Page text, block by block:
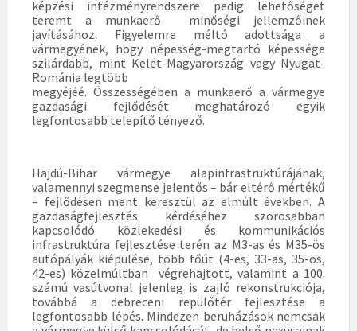
képzési intézményrendszere pedig lehetőséget
teremt a munkaerő minőségi jellemzőinek
javításához. Figyelemre méltó adottsága a
vármegyének, hogy népesség-megtartó képessége
szilárdabb, mint Kelet-Magyarország vagy Nyugat-
Románia legtöbb
megyéjéé. Összességében a munkaerő a vármegye
gazdasági fejlődését meghatározó egyik
legfontosabb telepítő tényező.
Hajdú-Bihar vármegye alapinfrastruktúrájának,
valamennyi szegmense jelentős – bár eltérő mértékű
– fejlődésen ment keresztül az elmúlt években. A
gazdaságfejlesztés kérdéséhez szorosabban
kapcsolódó közlekedési és kommunikációs
infrastruktúra fejlesztése terén az M3-as és M35-ös
autópályák kiépülése, több főút (4-es, 33-as, 35-ös,
42-es) közelmúltban végrehajtott, valamint a 100.
számú vasútvonal jelenleg is zajló rekonstrukciója,
továbbá a debreceni repülőtér fejlesztése a
legfontosabb lépés. Mindezen beruházások nemcsak